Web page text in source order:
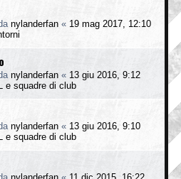
nylanderfan « 19 mag 2017, 12:10
nylanderfan « 13 giu 2016, 9:12
e squadre di club
nylanderfan « 13 giu 2016, 9:10
e squadre di club